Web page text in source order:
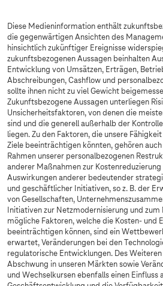
Diese Medieninformation enthält
die gegenwärtigen Ansichten des
hinsichtlich zukünftiger Ereignisse
zukunftsbezogenen Aussagen beinhalten
Entwicklung von Umsätzen, Erträgen,
Abschreibungen, Cashflow und
sollte ihnen nicht zu viel Gewicht
Zukunftsbezogene Aussagen unterliegen
Unsicherheitsfaktoren, von denen die
sind und die generell außerhalb der
liegen. Zu den Faktoren, die unsere
Ziele beeinträchtigen könnten, gehören
Rahmen unserer personalbezogenen
anderer Maßnahmen zur Kostenreduzierung
Auswirkungen anderer bedeutender
und geschäftlicher Initiativen, so z. B. der
von Gesellschaften,
Initiativen zur Netzmodernisierung und zum
mögliche Faktoren, welche die Kosten- und
beeinträchtigen können, sind ein
erwartet, Veränderungen bei den
regulatorische Entwicklungen. Des
Abschwung in unseren Märkten sowie
und Wechselkursen ebenfalls einen Einfluss